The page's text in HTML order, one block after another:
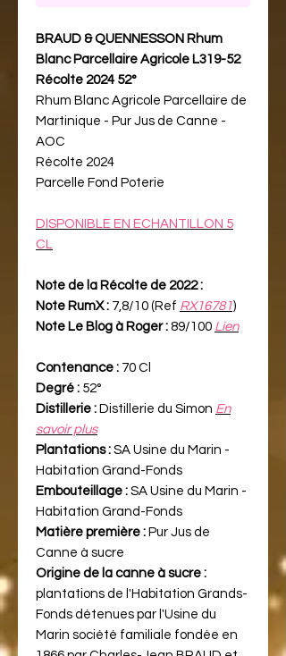
BRAUD & QUENNESSON Rhum
Blanc Parcellaire Agricole L319-52
Récolte 2024 52°
Rhum Blanc Agricole Parcellaire de
Martinique - Pur Jus de Canne -
AOC
Récolte 2024
Parcelle Fond Poterie
DISPONIBLE EN ECHANTILLON 5
CL
Note de la Récolte de 2022 :
Note RumX : 7,8/10 (Ref RX16781)
Note Le Blog à Roger : 89/100 Lien
Contenance : 70 Cl
Degré : 52°
Distillerie : Distillerie du Simon En
savoir plus
Plantations : SA Usine du Marin -
Habitation Grand-Fonds
Embouteillage : SA Usine du Marin -
Habitation Grand-Fonds
Matière première : Pur Jus de
Canne à sucre
Origine de la canne à sucre :
plantations de l'Habitation Grands-
Fonds détenues par l'Usine du
Marin société familiale fondée en